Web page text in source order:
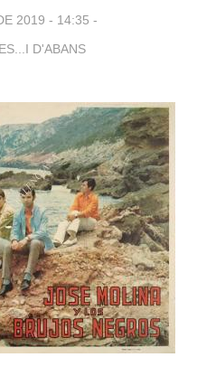
2019 - 14:35 -
D'ABANS